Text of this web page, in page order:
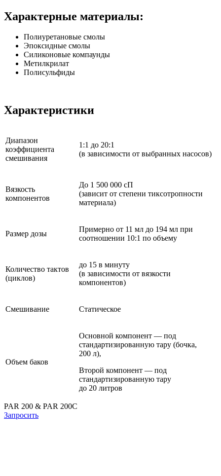
Характерные материалы:
Полиуретановые смолы
Эпоксидные смолы
Силиконовые компаунды
Метилкрилат
Полисульфиды
Характеристики
Диапазон
коэффициента
смешивания
1:1 до 20:1
(в зависимости от выбранных насосов)
Вязкость
компонентов
До 1 500 000 сП
(зависит от степени тиксотропности
материала)
Размер дозы
Примерно от 11 мл до 194 мл при
соотношении 10:1 по объему
Количество тактов
(циклов)
до 15 в минуту
(в зависимости от вязкости
компонентов)
Смешивание Статическое
Объем баков
Основной компонент — под
стандартизированную тару (бочка,
200 л),
Второй компонент — под
стандартизированную тару
до 20 литров
PAR 200 & PAR 200C
Запросить